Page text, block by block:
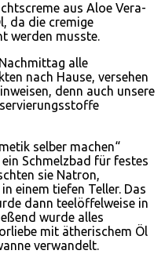
aus Aloe Vera-
da die cremige
werden musste.
alle
nach Hause, versehen
denn auch unsere
selber machen“
Schmelzbad für festes
sie Natron,
einem tiefen Teller. Das
dann teelöffelweise in
wurde alles
mit ätherischem Öl
verwandelt.